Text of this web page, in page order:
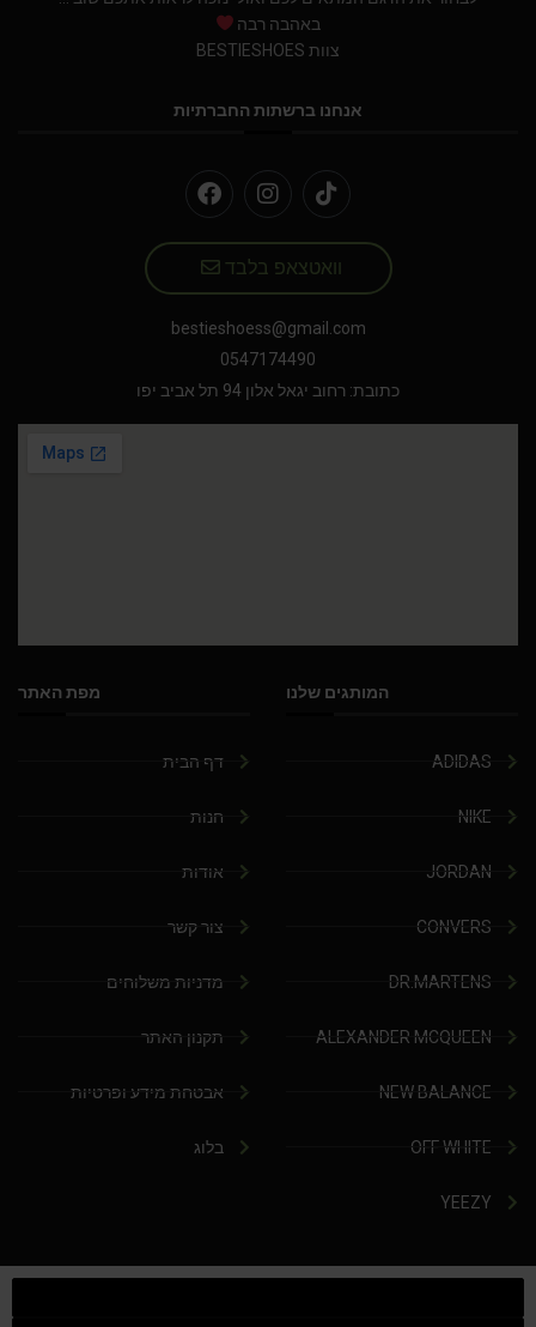
באהבה רבה
צוות BESTIESHOES
אנחנו ברשתות החברתיות
וואטצאפ בלבד
bestieshoess@gmail.com
0547174490
כתובת: רחוב יגאל אלון 94 תל אביב יפו
המותגים שלנו
ADIDAS
NIKE
JORDAN
CONVERS
DR.MARTENS
ALEXANDER MCQUEEN
NEW BALANCE
OFF WHITE
YEEZY
מפת האתר
דף הבית
חנות
אודות
צור קשר
מדניות משלוחים
תקנון האתר
אבטחת מידע ופרטיות
בלוג